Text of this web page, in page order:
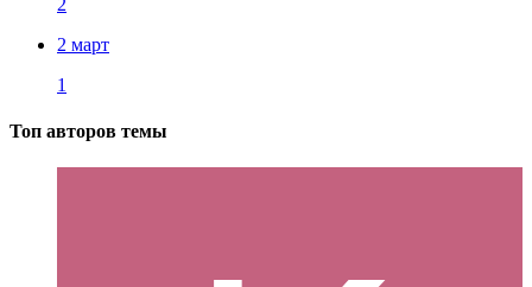
2 март
1
Топ авторов темы